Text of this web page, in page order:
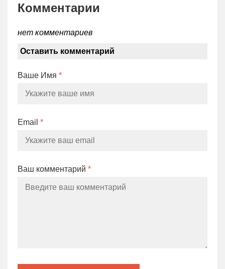
Комментарии
нет комментариев
Оставить комментарий
Ваше Имя *
Email *
Ваш комментарий *